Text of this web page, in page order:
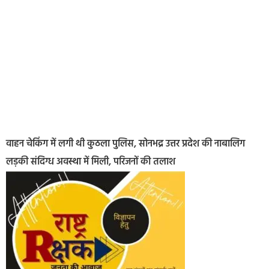
वाहन चेकिंग में लगी थी कुठला पुलिस, सोनभद्र उत्तर प्रदेश की नाबालिग
लड़की संदिग्ध अवस्था में मिली, परिजनों की तलाश